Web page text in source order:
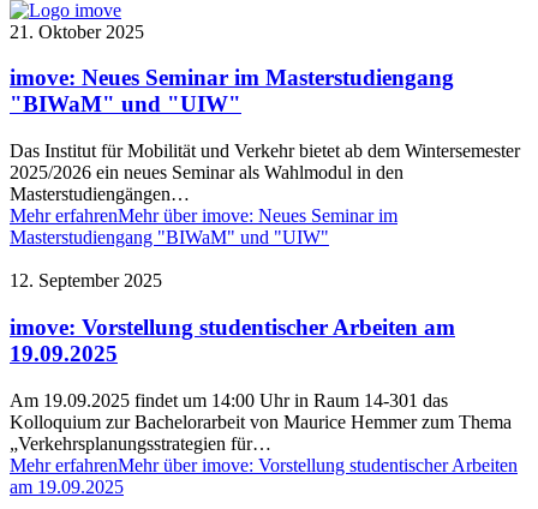
21. Oktober 2025
imove: Neues Seminar im Masterstudiengang
"BIWaM" und "UIW"
Das Institut für Mobilität und Verkehr bietet ab dem Wintersemester
2025/2026 ein neues Seminar als Wahlmodul in den
Masterstudiengängen…
Mehr erfahrenMehr über imove: Neues Seminar im
Masterstudiengang "BIWaM" und "UIW"
12. September 2025
imove: Vorstellung studentischer Arbeiten am
19.09.2025
Am 19.09.2025 findet um 14:00 Uhr in Raum 14-301 das
Kolloquium zur Bachelorarbeit von Maurice Hemmer zum Thema
„Verkehrsplanungsstrategien für…
Mehr erfahrenMehr über imove: Vorstellung studentischer Arbeiten
am 19.09.2025